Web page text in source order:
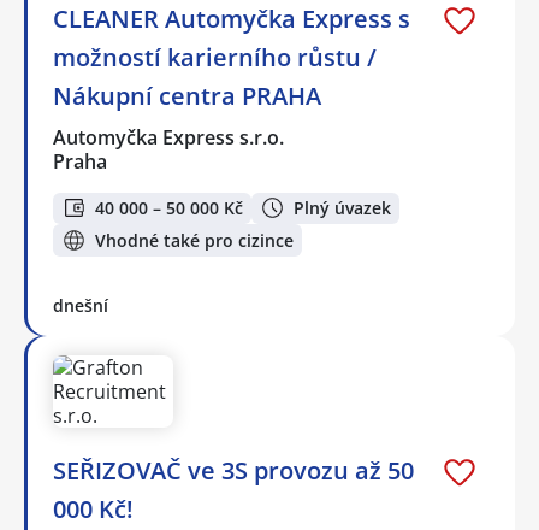
CLEANER Automyčka Express s
možností karierního růstu /
Nákupní centra PRAHA
Automyčka Express s.r.o.
Praha
40 000 – 50 000 Kč
Plný úvazek
Vhodné také pro cizince
dnešní
SEŘIZOVAČ ve 3S provozu až 50
000 Kč!